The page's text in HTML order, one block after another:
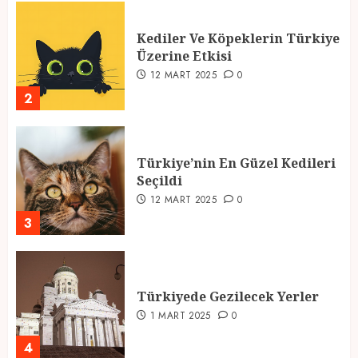
2
Kediler Ve Köpeklerin Türkiye
Üzerine Etkisi
12 MART 2025 0
3
Türkiye’nin En Güzel Kedileri
Seçildi
12 MART 2025 0
4
Türkiyede Gezilecek Yerler
1 MART 2025 0